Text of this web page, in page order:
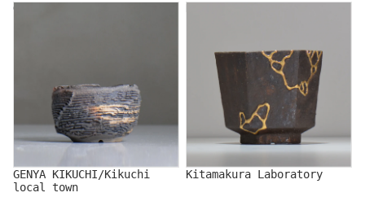
GENYA KIKUCHI/Kikuchi
GENYA KIKUCHI/Kikuchi
local town
Kitamakura Laboratory